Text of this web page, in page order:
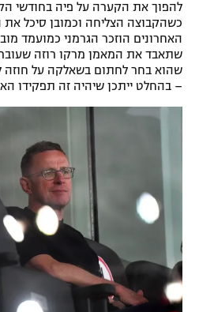
הצטרפות לחבילת הערוצים
לוח דרושים – ג'ובנט
תגיות
להפוך את הקערה על פיה בחודשי
כשהקבוצה הצליחה וכמובן סיכל את
האחרונים הוזכר הגרמני כמועמד
שתאבד את המאמן מרקו רוזה
שהוא בחר לחתום בשאלקה על חוזה
– בהחלט ייתכן שיהיה זה תפקידו